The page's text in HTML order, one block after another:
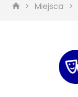
Miejsca